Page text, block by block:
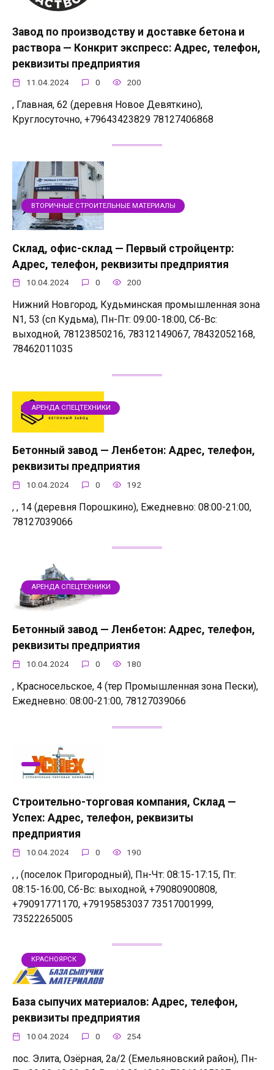
Завод по производству и доставке бетона и
раствора — Конкрит экспресс: Адрес, телефон,
реквизиты предприятия
11.04.2024 0 200
, Главная, 62 (деревня Новое Девяткино),
Круглосуточно, +79643423829 78127406868
ВТОРИЧНЫЕ СТРОИТЕЛЬНЫЕ МАТЕРИАЛЫ
Склад, офис-склад — Первый стройцентр:
Адрес, телефон, реквизиты предприятия
10.04.2024 0 200
Нижний Новгород, Кудьминская промышленная зона
N1, 53 (сп Кудьма), Пн-Пт: 09:00-18:00, Сб-Вс:
выходной, 78123850216, 78312149067, 78432052168,
78462011035
АРЕНДА СПЕЦТЕХНИКИ
Бетонный завод — Ленбетон: Адрес, телефон,
реквизиты предприятия
10.04.2024 0 192
, , 14 (деревня Порошкино), Ежедневно: 08:00-21:00,
78127039066
АРЕНДА СПЕЦТЕХНИКИ
Бетонный завод — Ленбетон: Адрес, телефон,
реквизиты предприятия
10.04.2024 0 180
, Красносельское, 4 (тер Промышленная зона Пески),
Ежедневно: 08:00-21:00, 78127039066
Строительно-торговая компания, Склад —
Успех: Адрес, телефон, реквизиты
предприятия
10.04.2024 0 190
, , (поселок Пригородный), Пн-Чт: 08:15-17:15, Пт:
08:15-16:00, Сб-Вс: выходной, +79080900808,
+79091771170, +79195853037 73517001999,
73522265005
КРАСНОЯРСК
База сыпучих материалов: Адрес, телефон,
реквизиты предприятия
10.04.2024 0 254
пос. Элита, Озёрная, 2а/2 (Емельяновский район), Пн-